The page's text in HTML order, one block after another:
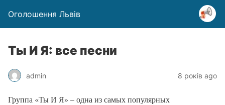
Оголошення Львів
Ты И Я: все песни
admin 8 років ago
Группа «Ты И Я» – одна из самых популярных